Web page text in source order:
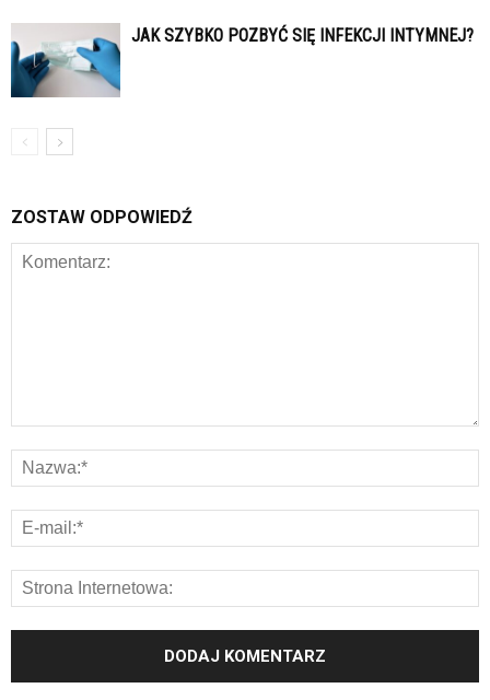
JAK SZYBKO POZBYĆ SIĘ INFEKCJI INTYMNEJ?
ZOSTAW ODPOWIEDŹ